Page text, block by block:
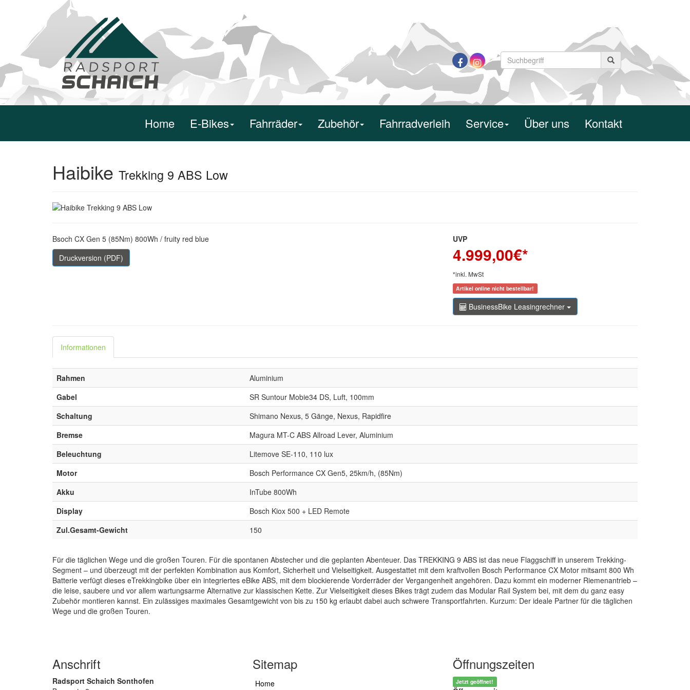
Home E-Bikes Fahrräder Zubehör Fahrradverleih Service Über uns Kontakt
Haibike Trekking 9 ABS Low
Bsoch CX Gen 5 (85Nm) 800Wh / fruity red blue
Druckversion (PDF)
UVP
4.999,00€*
*inkl. MwSt
Artikel online nicht bestellbar!
BusinessBike Leasingrechner
Informationen
Rahmen
Aluminium
Gabel
SR Suntour Mobie34 DS, Luft, 100mm
Schaltung
Shimano Nexus, 5 Gänge, Nexus, Rapidfire
Bremse
Magura MT-C ABS Allroad Lever, Aluminium
Beleuchtung
Litemove SE-110, 110 lux
Motor
Bosch Performance CX Gen5, 25km/h, (85Nm)
Akku
InTube 800Wh
Display
Bosch Kiox 500 + LED Remote
Zul.Gesamt-Gewicht
150
Für die täglichen Wege und die großen Touren. Für die spontanen Abstecher und die geplanten Abenteuer. Das TREKKING 9 ABS ist das neue Flaggschiff in unserem Trekking-
Segment – und überzeugt mit der perfekten Kombination aus Komfort, Sicherheit und Vielseitigkeit. Ausgestattet mit dem kraftvollen Bosch Performance CX Motor mitsamt 800 Wh
Batterie verfügt dieses eTrekkingbike über ein integriertes eBike ABS, mit dem blockierende Vorderräder der Vergangenheit angehören. Dazu kommt ein moderner Riemenantrieb –
die leise, saubere und vor allem wartungsarme Alternative zur klassischen Kette. Zur Vielseitigkeit dieses Bikes trägt zudem das Modular Rail System bei, mit dem du ganz easy
Zubehör montieren kannst. Ein zulässiges maximales Gesamtgewicht von bis zu 150 kg erlaubt dabei auch schwere Transportfahrten. Kurzum: Der ideale Partner für die täglichen
Wege und die großen Touren.
Anschrift
Radsport Schaich Sonthofen
Sitemap
Home
Öffnungszeiten
Jetzt geöffnet!